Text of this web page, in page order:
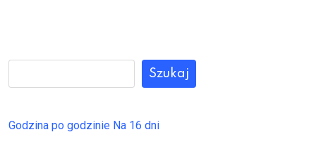
Szukaj
Godzina po godzinie Na 16 dni